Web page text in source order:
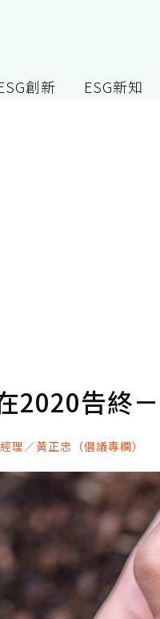
創新 ESG新知
2020告終
理／黃正忠（倡議專欄）